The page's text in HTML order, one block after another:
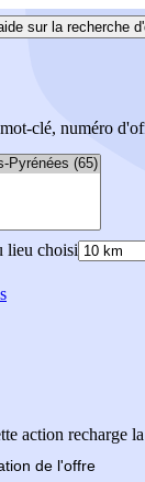
sur la recherche
clé, numéro
lieu choisi
action recharge
de l'offre